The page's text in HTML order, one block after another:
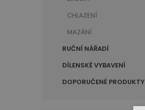
CHLAZENÍ
MAZÁNÍ
RUČNÍ NÁŘADÍ
DÍLENSKÉ VYBAVENÍ
DOPORUČENÉ PRODUKTY